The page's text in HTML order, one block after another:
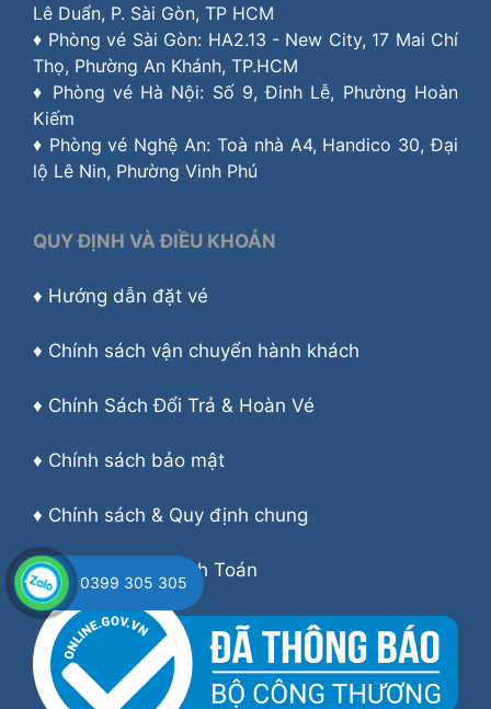
Lê Duẩn, P. Sài Gòn, TP HCM
♦ Phòng vé Sài Gòn: HA2.13 - New City, 17 Mai Chí
Thọ, Phường An Khánh, TP.HCM
♦ Phòng vé Hà Nội: Số 9, Đinh Lễ, Phường Hoàn
Kiếm
♦ Phòng vé Nghệ An: Toà nhà A4, Handico 30, Đại
lộ Lê Nin, Phường Vinh Phú
QUY ĐỊNH VÀ ĐIỀU KHOẢN
♦ Hướng dẫn đặt vé
♦ Chính sách vận chuyển hành khách
♦ Chính Sách Đổi Trả & Hoàn Vé
♦ Chính sách bảo mật
♦ Chính sách & Quy định chung
♦Hướng dẫn Thanh Toán
0399 305 305